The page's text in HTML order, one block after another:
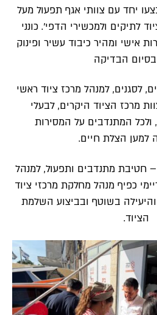
יחד עם צוותי אגף תפעול מעל
לתיקים ולמכשירי הדפי׳. כונני
אישי ומהיר כיבוד עשיר ופינוק
הבדיקה
לסגנים, למנהל מרכז ציוד ראשי
מרכז הציוד היקרים, לבעלי
ולכל המתנדבים על המסירות
למען הצלת חיים.
חטיבת מתנדבים ותפעול, למנהל
כפיף מנהל מחלקת מרכזי ציוד
בשוטף ובביצוע השלמת
הציוד.